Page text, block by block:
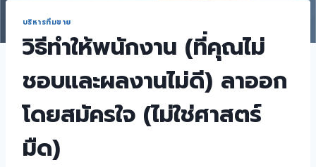
บริหารทีมขาย
วิธีทำให้พนักงาน (ที่คุณไม่
ชอบและผลงานไม่ดี) ลาออก
โดยสมัครใจ (ไม่ใช่ศาสตร์
มืด)